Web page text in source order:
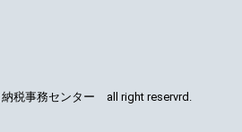
税事務センター all right reservrd.